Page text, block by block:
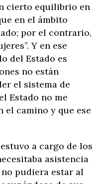
cierto equilibrio en
en el ámbito
por el contrario,
Y en ese
del Estado es
no están
el sistema de
Estado no me
el camino y que ese
a cargo de los
asistencia
pudiera estar al